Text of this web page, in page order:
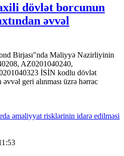
dövlət borcunun
əvvəl
Birjası"nda Maliyyə Nazirliyinin
AZ0201040240,
İSİN kodlu dövlət
əvvəl geri alınması üzrə hərrac